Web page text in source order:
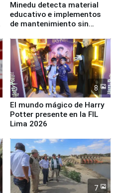
Minedu detecta material
educativo e implementos
de mantenimiento sin
la UGEL 2
8
El mundo mágico de Harry
Potter presente en la FIL
Lima 2026
7